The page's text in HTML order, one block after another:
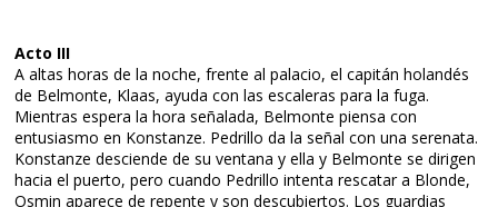
Acto III
A altas horas de la noche, frente al palacio, el capitán holandés
de Belmonte, Klaas, ayuda con las escaleras para la fuga.
Mientras espera la hora señalada, Belmonte piensa con
entusiasmo en Konstanze. Pedrillo da la señal con una serenata.
Konstanze desciende de su ventana y ella y Belmonte se dirigen
hacia el puerto, pero cuando Pedrillo intenta rescatar a Blonde,
Osmin aparece de repente y son descubiertos. Los guardias